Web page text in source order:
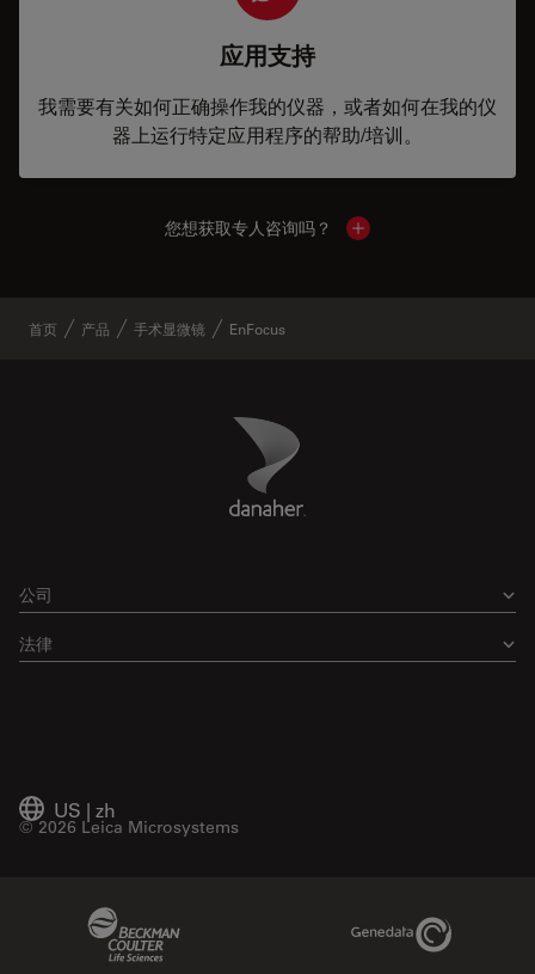
应用支持
我需要有关如何正确操作我的仪器，或者如何在我的仪
器上运行特定应用程序的帮助/培训。
您想获取专人咨询吗？ Show local contacts
首页 产品 手术显微镜 EnFocus
Danaher Logo
公司
法律
US | zh
© 2026 Leica Microsystems
Genedata Link